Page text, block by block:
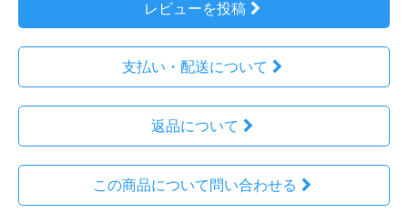
レビューを投稿
支払い・配送について
返品について
この商品について問い合わせる